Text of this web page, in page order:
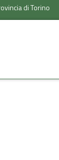
di Torino